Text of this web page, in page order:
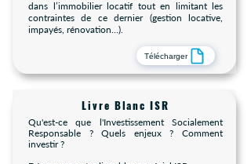
dans l’immobilier locatif tout en limitant les
contraintes de ce dernier (gestion locative,
impayés, rénovation…).
Télécharger
Livre Blanc ISR
Qu'est-ce que l'Investissement Socialement
Responsable ? Quels enjeux ? Comment
investir ?